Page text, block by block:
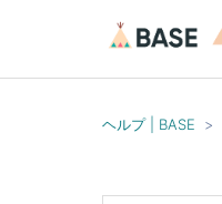
ヘルプ | BASE